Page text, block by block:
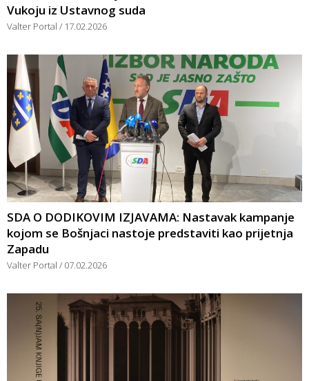
Vukoju iz Ustavnog suda
Valter Portal 17.02.2026
SDA O DODIKOVIM IZJAVAMA: Nastavak kampanje
kojom se Bošnjaci nastoje predstaviti kao prijetnja
Zapadu
Valter Portal 07.02.2026